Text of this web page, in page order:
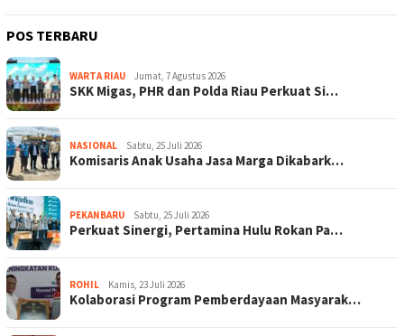
POS TERBARU
WARTA RIAU Jumat, 7 Agustus 2026
SKK Migas, PHR dan Polda Riau Perkuat Si…
NASIONAL Sabtu, 25 Juli 2026
Komisaris Anak Usaha Jasa Marga Dikabark…
PEKANBARU Sabtu, 25 Juli 2026
Perkuat Sinergi, Pertamina Hulu Rokan Pa…
ROHIL Kamis, 23 Juli 2026
Kolaborasi Program Pemberdayaan Masyarak…